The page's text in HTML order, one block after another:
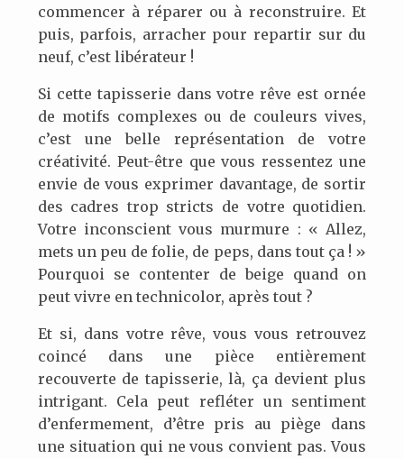
commencer à réparer ou à reconstruire. Et
puis, parfois, arracher pour repartir sur du
neuf, c’est libérateur !
Si cette tapisserie dans votre rêve est ornée
de motifs complexes ou de couleurs vives,
c’est une belle représentation de votre
créativité. Peut-être que vous ressentez une
envie de vous exprimer davantage, de sortir
des cadres trop stricts de votre quotidien.
Votre inconscient vous murmure : « Allez,
mets un peu de folie, de peps, dans tout ça ! »
Pourquoi se contenter de beige quand on
peut vivre en technicolor, après tout ?
Et si, dans votre rêve, vous vous retrouvez
coincé dans une pièce entièrement
recouverte de tapisserie, là, ça devient plus
intrigant. Cela peut refléter un sentiment
d’enfermement, d’être pris au piège dans
une situation qui ne vous convient pas. Vous